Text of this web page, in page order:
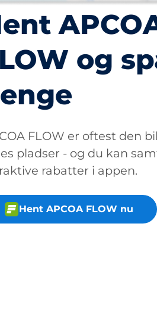
og
FLOW er oftest den
pladser - og du kan
rabatter i appen.
Hent APCOA FLOW nu